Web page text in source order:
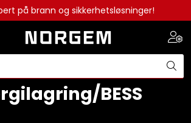
på brann og sikkerhetsløsninger!
BESS